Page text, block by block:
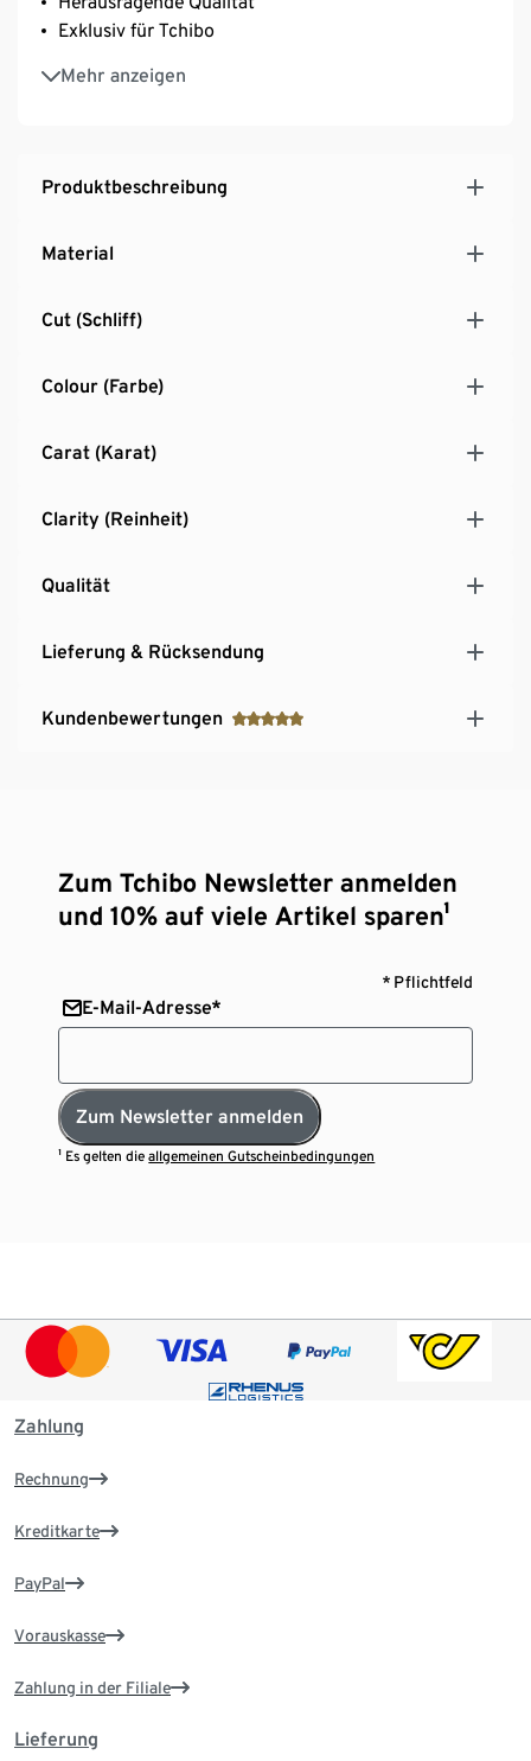
Exklusiv für Tchibo
Mehr anzeigen
Nachhaltig durch den Einsatz von recyceltem Gold
Produktbeschreibung
Material
Cut (Schliff)
Colour (Farbe)
Carat (Karat)
Clarity (Reinheit)
Qualität
Lieferung & Rücksendung
Kundenbewertungen
Zum Tchibo Newsletter anmelden
und 10% auf viele Artikel sparen¹
* Pflichtfeld
E-Mail-Adresse*
Zum Newsletter anmelden
¹ Es gelten dieallgemeinen Gutscheinbedingungen
Zahlung
Rechnung
Kreditkarte
PayPal
Vorauskasse
Zahlung in der Filiale
Lieferung